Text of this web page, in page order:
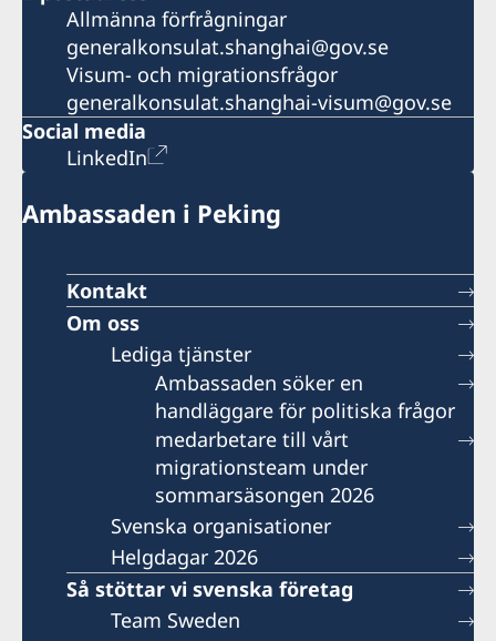
Allmänna förfrågningar
generalkonsulat.shanghai@gov.se
Visum- och migrationsfrågor
generalkonsulat.shanghai-visum@gov.se
Social media
LinkedIn
Ambassaden i Peking
Kontakt
Om oss
Lediga tjänster
Ambassaden söker en
handläggare för politiska frågor
medarbetare till vårt
migrationsteam under
sommarsäsongen 2026
Svenska organisationer
Helgdagar 2026
Så stöttar vi svenska företag
Team Sweden